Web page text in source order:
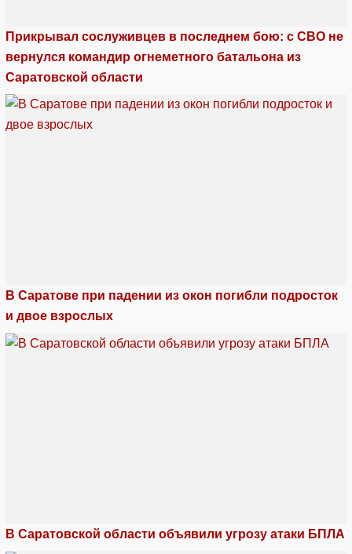
Прикрывал сослуживцев в последнем бою: с СВО не
вернулся командир огнеметного батальона из
Саратовской области
В Саратове при падении из окон погибли подросток
и двое взрослых
В Саратовской области объявили угрозу атаки БПЛА